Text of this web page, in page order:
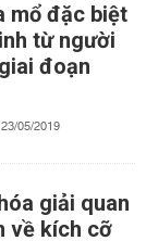
mổ đặc biệt
từ người
đoạn
05/2019
giải quan
về kích cỡ